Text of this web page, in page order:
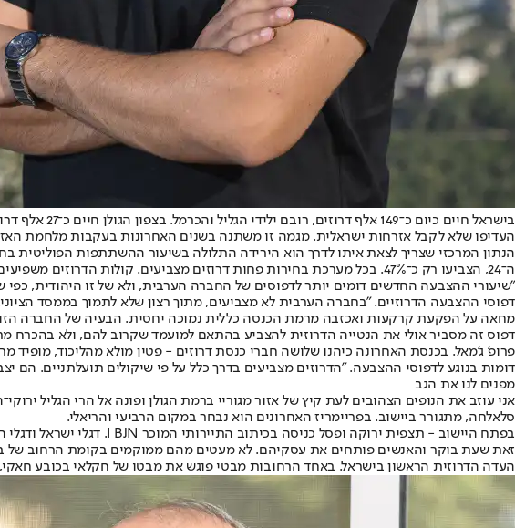
בישראל
העדיפו שלא לקבל אזרחות ישראלית. מגמה זו משתנה בשנים האחרונות בעקבות מלחמת
ה־24, הצביעו רק כ־47%. בכל מערכת בחירות פחות דרוזים מצביעים. קולות הדרוזים משפיעים כיום על מנדט אחד בלבד לכנסת.
"שיעורי ההצבעה החדשים דומים יותר לדפוסים של החברה הערבית, ולא של זו היהודית,
דפוסי ההצבעה הדרוזיים. "בחברה הערבית לא מצביעים, מתוך רצון שלא לתמוך בממסד
מחאה על הפקעת קרקעות ואכזבה מרמת הכנסה כללית נמוכה יחסית. הבעיה של החברה הזו
דפוס זה מסביר אולי את הנטייה הדרוזית להצביע בהתאם למועמד שקרוב להם, ולא בהכרח
פרופ' ג'מאל. בכנסת האחרונה כיהנו שלושה חברי כנסת דרוזים - פטין מולא מהליכוד,
דומות בנוגע לדפוסי ההצבעה. "הדרוזים מצביעים בדרך כלל על פי שיקולים תועלתניים. הם
מפנים לנו את הגב
אני עוזב את הנופים הצהובים לעת קיץ של אזור מגוריי ברמת הגולן ופונה אל הרי הגליל
סלאלחה, מתגורר ביישוב. בפריימריז האחרונים הוא נבחר במקום הרביעי והריאלי.
בפתח היישוב - תצפית ירוקה ופסל כניסה בכיתוב התיירותי המוכר I BJN. דגלי ישראל ודגלי העדה הדרוזית פזורים בכל פינה, מתנוססים בגאון מעל הכבישים והרכבים החולפים.
זאת שעת בוקר והאנשים פותחים את עסקיהם. לא מעטים מהם ממוקמים בקומת הרחוב של
העדה הדרוזית הראשון בישראל. באחד הרחובות מבטי פוגש את מבטו של חקלאי בכובע חאקי,